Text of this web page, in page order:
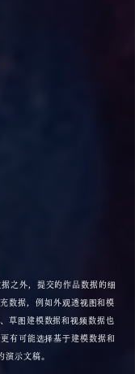
之外，提交的作品数据的细
数据，例如外观透视图和模
草图建模数据和视频数据也
有可能选择基于建模数据和
演示文稿。